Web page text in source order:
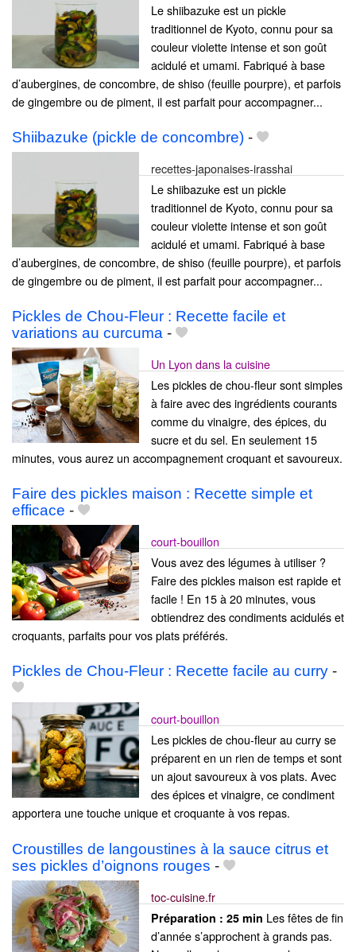
Le shiibazuke est un pickle
traditionnel de Kyoto, connu pour sa
couleur violette intense et son goût
acidulé et umami. Fabriqué à base
d’aubergines, de concombre, de shiso (feuille pourpre), et parfois
de gingembre ou de piment, il est parfait pour accompagner...
Shiibazuke (pickle de concombre) -
recettes-japonaises-irasshai
Le shiibazuke est un pickle
traditionnel de Kyoto, connu pour sa
couleur violette intense et son goût
acidulé et umami. Fabriqué à base
d’aubergines, de concombre, de shiso (feuille pourpre), et parfois
de gingembre ou de piment, il est parfait pour accompagner...
Pickles de Chou-Fleur : Recette facile et
variations au curcuma -
Un Lyon dans la cuisine
Les pickles de chou-fleur sont simples
à faire avec des ingrédients courants
comme du vinaigre, des épices, du
sucre et du sel. En seulement 15
minutes, vous aurez un accompagnement croquant et savoureux.
Faire des pickles maison : Recette simple et
efficace -
court-bouillon
Vous avez des légumes à utiliser ?
Faire des pickles maison est rapide et
facile ! En 15 à 20 minutes, vous
obtiendrez des condiments acidulés et
croquants, parfaits pour vos plats préférés.
Pickles de Chou-Fleur : Recette facile au curry -
court-bouillon
Les pickles de chou-fleur au curry se
préparent en un rien de temps et sont
un ajout savoureux à vos plats. Avec
des épices et vinaigre, ce condiment
apportera une touche unique et croquante à vos repas.
Croustilles de langoustines à la sauce citrus et
ses pickles d’oignons rouges -
toc-cuisine.fr
Préparation : 25 min Les fêtes de fin
d’année s’approchent à grands pas.